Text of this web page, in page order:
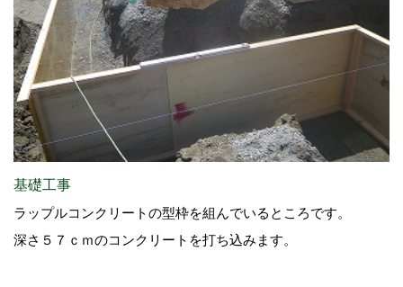
基礎工事
ラップルコンクリートの型枠を組んでいるところです。
深さ５７ｃｍのコンクリートを打ち込みます。